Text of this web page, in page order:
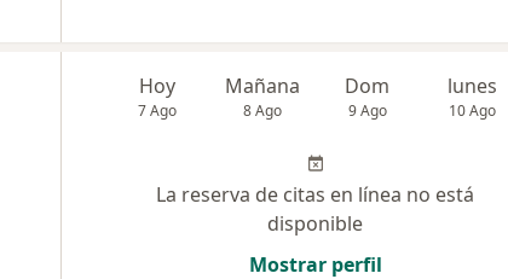
Hoy
7 Ago
Mañana
8 Ago
Dom
9 Ago
lunes
10 Ago
La reserva de citas en línea no está
disponible
Mostrar perfil